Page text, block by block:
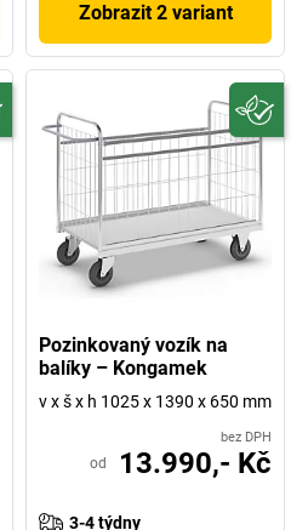
Zobrazit 2 variant
Pozinkovaný vozík na
balíky – Kongamek
v x š x h 1025 x 1390 x 650 mm
bez DPH
od 13.990,- Kč
3-4 týdny